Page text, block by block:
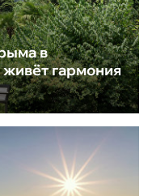
в
живёт гармония